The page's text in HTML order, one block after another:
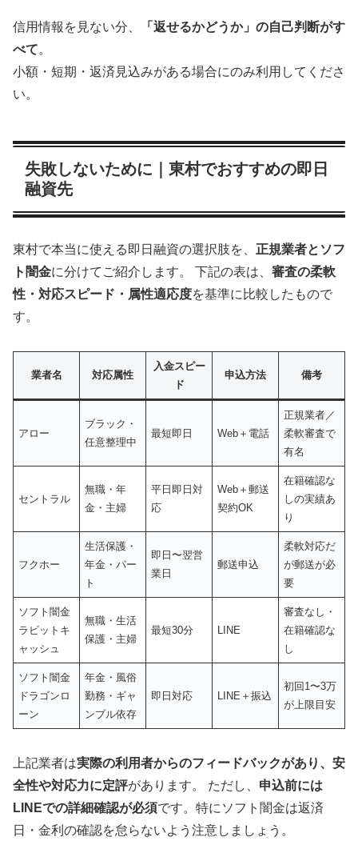
信用情報を見ない分、
「返せるかどうか」の自己判断がす
べて。
小額・短期・返済見込みがある場合にのみ利用してくださ
い。
失敗しないために｜東村でおすすめの即日
融資先
東村で本当に使える即日融資の選択肢を、 正規業者とソフ
ト闇金に分けてご紹介します。 下記の表は、 審査の柔軟
性・対応スピード・属性適応度を基準に比較したもので
す。
業者名 対応属性
入金スピー
ド
申込方法 備考
アロー
ブラック・
任意整理中
最短即日 Web＋電話
正規業者／
柔軟審査で
有名
セントラル
無職・年
金・主婦
平日即日対
応
Web＋郵送
契約OK
在籍確認な
しの実績あ
り
フクホー
生活保護・
年金・パー
ト
即日〜翌営
業日
郵送申込
柔軟対応だ
が郵送が必
要
ソフト闇金
ラビットキ
ャッシュ
無職・生活
保護・主婦
最短30分 LINE
審査なし・
在籍確認な
し
ソフト闇金
ドラゴンロ
ーン
年金・風俗
勤務・ギャ
ンブル依存
即日対応 LINE＋振込
初回1〜3万
が上限目安
上記業者は実際の利用者からのフィードバックがあり、安
全性や対応力に定評があります。 ただし、 申込前には
LINEでの詳細確認が必須です。特にソフト闇金は返済
日・金利の確認を怠らないよう注意しましょう。